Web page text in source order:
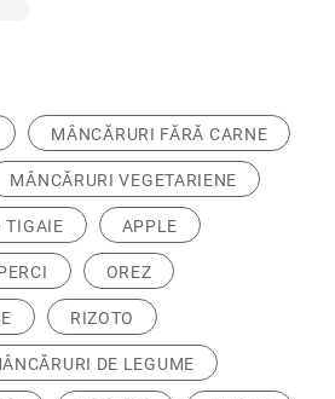
MÂNCĂRURI FĂRĂ CARNE
MÂNCĂRURI VEGETARIENE
TIGAIE APPLE
OREZ
RIZOTO
DE LEGUME